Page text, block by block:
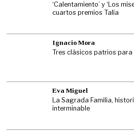
‘Calentamiento’ y ‘Los
cuartos premios Talía
Ignacio Mora
Tres clásicos patrios para
Eva Miguel
La Sagrada Familia,
interminable